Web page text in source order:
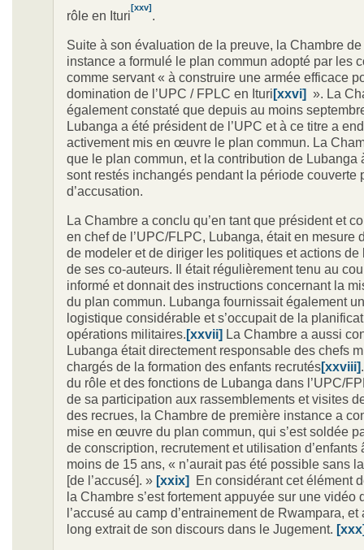
rôle en Ituri [xxv]
Suite à son évaluation de la preuve, la Chambre
instance a formulé le plan commun adopté par les
comme servant « à construire une armée efficace
domination de l’UPC / FPLC en Ituri[xxvi] ». La
également constaté que depuis au moins
Lubanga a été président de l’UPC et à ce titre a
activement mis en œuvre le plan commun. La
que le plan commun, et la contribution de Lubanga
sont restés inchangés pendant la période couverte
d’accusation.
La Chambre a conclu qu’en tant que président et
en chef de l’UPC/FLPC, Lubanga, était en mesure
de modeler et de diriger les politiques et actions de
de ses co-auteurs. Il était régulièrement tenu au
informé et donnait des instructions concernant la
du plan commun. Lubanga fournissait également
logistique considérable et s’occupait de la
opérations militaires.[xxvii] La Chambre a aussi
Lubanga était directement responsable des chefs
chargés de la formation des enfants recrutés[xxviii]
du rôle et des fonctions de Lubanga dans l’UPC/
de sa participation aux rassemblements et visites
des recrues, la Chambre de première instance a
mise en œuvre du plan commun, qui s’est soldée
de conscription, recrutement et utilisation d’enfants
moins de 15 ans, « n’aurait pas été possible sans
[de l’accusé]. » [xxix] En considérant cet élément
la Chambre s’est fortement appuyée sur une vidéo
l’accusé au camp d’entrainement de Rwampara, et
long extrait de son discours dans le Jugement.